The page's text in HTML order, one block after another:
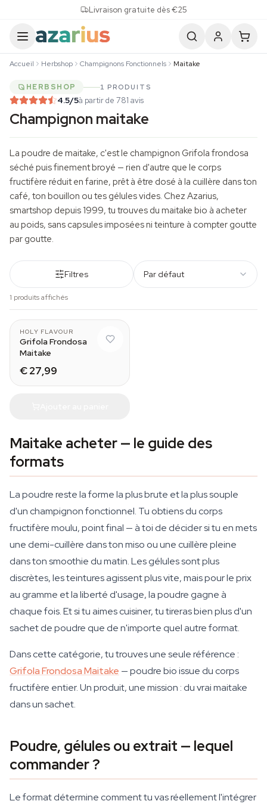
Livraison gratuite dès €25
Accueil Herbshop Champignons Fonctionnels Maitake
HERBSHOP 1 PRODUITS
4.5/5à partir de 781 avis
Champignon maitake
La poudre de maitake, c'est le champignon Grifola frondosa
séché puis finement broyé — rien d'autre que le corps
fructifère réduit en farine, prêt à être dosé à la cuillère dans ton
café, ton bouillon ou tes gélules vides. Chez Azarius,
smartshop depuis 1999, tu trouves du maitake bio à acheter
au poids, sans capsules imposées ni teinture à compter goutte
par goutte.
Filtres Par défaut
1 produits affichés
HOLY FLAVOUR
Grifola Frondosa
Maitake
€ 27,99
Maitake acheter — le guide des
formats
La poudre reste la forme la plus brute et la plus souple
d'un champignon fonctionnel. Tu obtiens du corps
fructifère moulu, point final — à toi de décider si tu en mets
une demi-cuillère dans ton miso ou une cuillère pleine
dans ton smoothie du matin. Les gélules sont plus
discrètes, les teintures agissent plus vite, mais pour le prix
au gramme et la liberté d'usage, la poudre gagne à
chaque fois. Et si tu aimes cuisiner, tu tireras bien plus d'un
sachet de poudre que de n'importe quel autre format.
Dans cette catégorie, tu trouves une seule référence :
Grifola Frondosa Maitake — poudre bio issue du corps
fructifère entier. Un produit, une mission : du vrai maitake
dans un sachet.
Poudre, gélules ou extrait — lequel
commander ?
Le format détermine comment tu vas réellement l'intégrer